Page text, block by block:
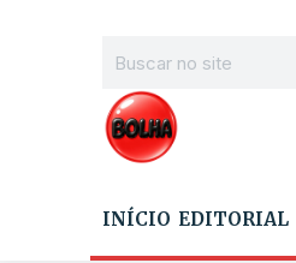
INÍCIO EDITORIAL